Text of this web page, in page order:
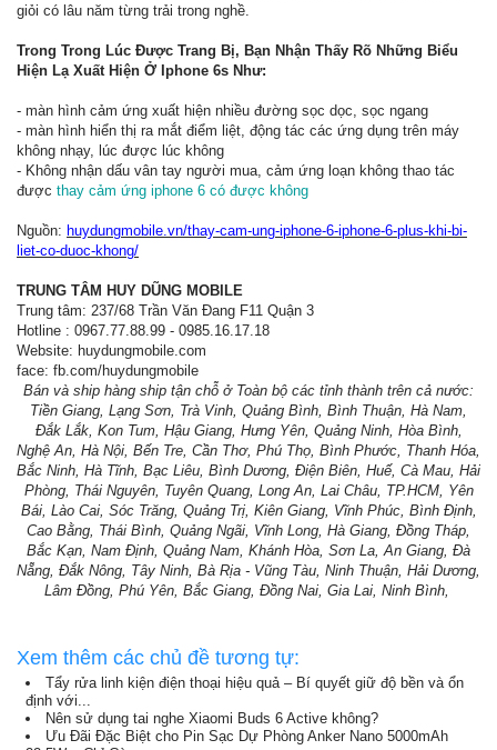
giỏi có lâu năm từng trải trong nghề.
Trong Trong Lúc Được Trang Bị, Bạn Nhận Thấy Rõ Những Biểu
Hiện Lạ Xuất Hiện Ở Iphone 6s Như:
- màn hình cảm ứng xuất hiện nhiều đường sọc dọc, sọc ngang
- màn hình hiển thị ra mắt điểm liệt, động tác các ứng dụng trên máy
không nhạy, lúc được lúc không
- Không nhận dấu vân tay người mua, cảm ứng loạn không thao tác
được thay cảm ứng iphone 6 có được không
Nguồn: huydungmobile.vn/thay-cam-ung-iphone-6-iphone-6-plus-khi-bi-
liet-co-duoc-khong/
TRUNG TÂM HUY DŨNG MOBILE
Trung tâm: 237/68 Trần Văn Đang F11 Quận 3
Hotline : 0967.77.88.99 - 0985.16.17.18
Website: huydungmobile.com
face: fb.com/huydungmobile
Bán và ship hàng ship tận chỗ ở Toàn bộ các tỉnh thành trên cả nước:
Tiền Giang, Lạng Sơn, Trà Vinh, Quảng Bình, Bình Thuận, Hà Nam,
Đắk Lắk, Kon Tum, Hậu Giang, Hưng Yên, Quảng Ninh, Hòa Bình,
Nghệ An, Hà Nội, Bến Tre, Cần Thơ, Phú Thọ, Bình Phước, Thanh Hóa,
Bắc Ninh, Hà Tĩnh, Bạc Liêu, Bình Dương, Điện Biên, Huế, Cà Mau, Hải
Phòng, Thái Nguyên, Tuyên Quang, Long An, Lai Châu, TP.HCM, Yên
Bái, Lào Cai, Sóc Trăng, Quảng Trị, Kiên Giang, Vĩnh Phúc, Bình Định,
Cao Bằng, Thái Bình, Quảng Ngãi, Vĩnh Long, Hà Giang, Đồng Tháp,
Bắc Kạn, Nam Định, Quảng Nam, Khánh Hòa, Sơn La, An Giang, Đà
Nẵng, Đắk Nông, Tây Ninh, Bà Rịa - Vũng Tàu, Ninh Thuận, Hải Dương,
Lâm Đồng, Phú Yên, Bắc Giang, Đồng Nai, Gia Lai, Ninh Bình,
Xem thêm các chủ đề tương tự:
Tẩy rửa linh kiện điện thoại hiệu quả – Bí quyết giữ độ bền và ổn
định với...
Nên sử dụng tai nghe Xiaomi Buds 6 Active không?
Ưu Đãi Đặc Biệt cho Pin Sạc Dự Phòng Anker Nano 5000mAh